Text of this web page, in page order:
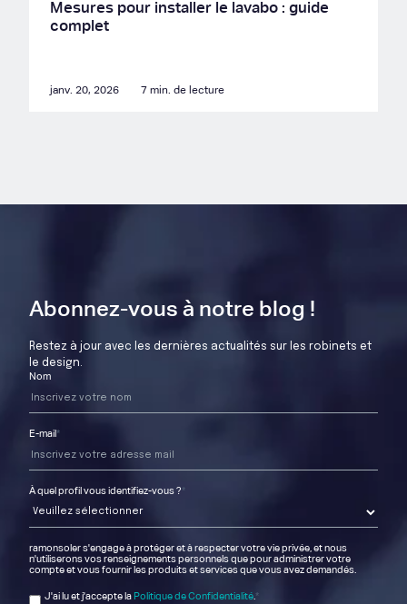
Mesures pour installer le lavabo : guide
complet
janv. 20, 2026 7 min. de lecture
Abonnez-vous à notre blog !
Restez à jour avec les dernières actualités sur les robinets et
le design.
Nom
E-mail *
À quel profil vous identifiez-vous ? *
ramonsoler s'engage à protéger et à respecter votre vie privée, et nous
n'utiliserons vos renseignements personnels que pour administrer votre
compte et vous fournir les produits et services que vous avez demandés.
J'ai lu et j'accepte la Politique de Confidentialité *